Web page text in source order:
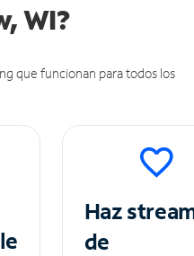
WI?
que funcionan para todos los
Haz
de